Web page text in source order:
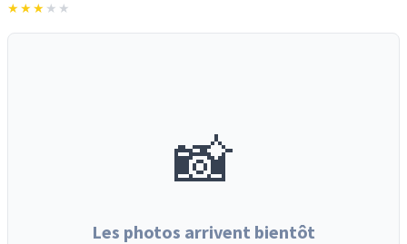
★★★ ★ ★
📸
Les photos arrivent bientôt